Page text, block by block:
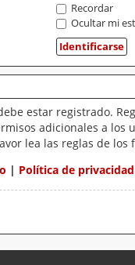
Recordar
Ocultar mi
estar registrado.
adicionales a los
lea las reglas de
| Política de privacidad